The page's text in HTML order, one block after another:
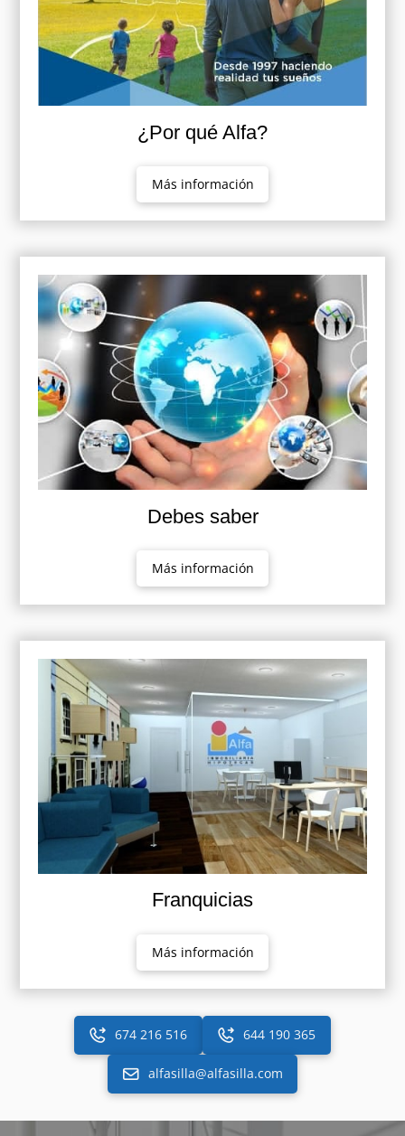
¿Por qué Alfa?
Más información
Debes saber
Más información
Franquicias
Más información
674 216 516 644 190 365
alfasilla@alfasilla.com